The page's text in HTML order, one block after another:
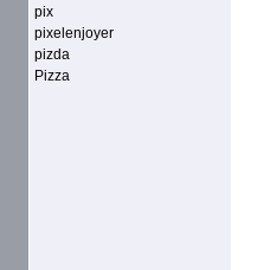
pix
pixelenjoyer
pizda
Pizza